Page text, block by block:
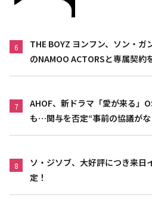
6
THE BOYZ ヨンフン、ソン・ガ
のNAMOO ACTORSと専属契約
7
AHOF、新ドラマ「愛が来る」
も…関与を否定“事前の協議が
8
ソ・ジソブ、大好評につき来日
定！